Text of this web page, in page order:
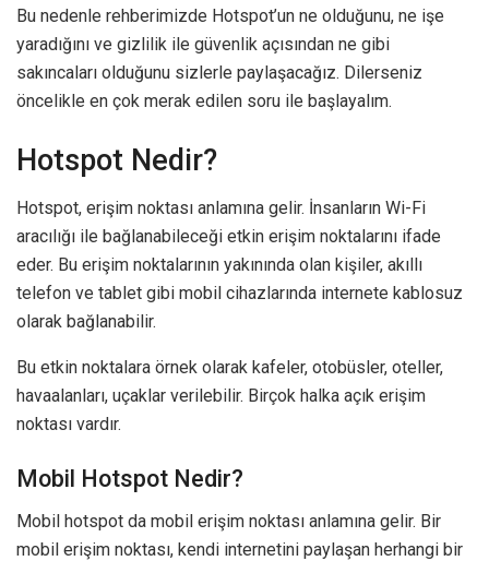
Bu nedenle rehberimizde Hotspot’un ne olduğunu, ne işe
yaradığını ve gizlilik ile güvenlik açısından ne gibi
sakıncaları olduğunu sizlerle paylaşacağız. Dilerseniz
öncelikle en çok merak edilen soru ile başlayalım.
Hotspot Nedir?
Hotspot, erişim noktası anlamına gelir. İnsanların Wi-Fi
aracılığı ile bağlanabileceği etkin erişim noktalarını ifade
eder. Bu erişim noktalarının yakınında olan kişiler, akıllı
telefon ve tablet gibi mobil cihazlarında internete kablosuz
olarak bağlanabilir.
Bu etkin noktalara örnek olarak kafeler, otobüsler, oteller,
havaalanları, uçaklar verilebilir. Birçok halka açık erişim
noktası vardır.
Mobil Hotspot Nedir?
Mobil hotspot da mobil erişim noktası anlamına gelir. Bir
mobil erişim noktası, kendi internetini paylaşan herhangi bir